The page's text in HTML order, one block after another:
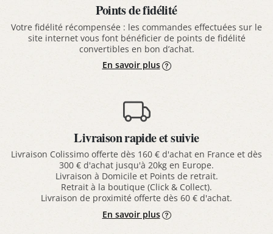
Points de fidélité
Votre fidélité récompensée : les commandes effectuées sur le
site internet vous font bénéficier de points de fidélité
convertibles en bon d’achat.
En savoir plus
Livraison rapide et suivie
Livraison Colissimo offerte dès 160 € d'achat en France et dès
300 € d'achat jusqu'à 20kg en Europe.
Livraison à Domicile et Points de retrait.
Retrait à la boutique (Click & Collect).
Livraison de proximité offerte dès 60 € d'achat.
En savoir plus